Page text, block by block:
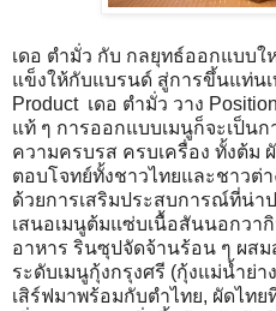
เดอ ตำมั่ว กับ กลยุทธ์ออกแบบใ
แข็งให้กับแบรนด์ สู่การขึ้นแท่น
Product เดอ ตำมั่ว วาง
แท้ ๆ การออกแบบเมนูก็จะเป็นก
ความครบรส ครบเครื่อง ทั้งต้ม
ตอบโจทย์ทั้งชาวไทยและชาวต่
ด้วยการเสริมประสบการณ์ที่น่า
เสนอเมนูต้มแซ่บเนื้อสันนอกวา
อาหาร รินซุปจัดจ้านร้อน ๆ ผส
ระดับเมนูกุ้งกรุงศรี (กุ้งแม่น้ำย่
เสิร์ฟมาพร้อมกับตำไทย, ผัดไท